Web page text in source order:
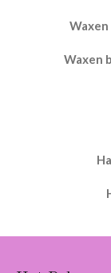
Waxen
Waxen